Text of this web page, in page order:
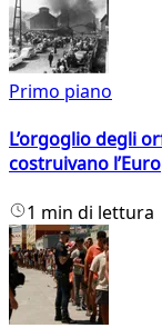
Primo piano
L’orgoglio degli
costruivano
1 min di lettura